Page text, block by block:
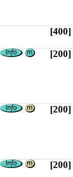
[400]
[200]
[200]
[200]